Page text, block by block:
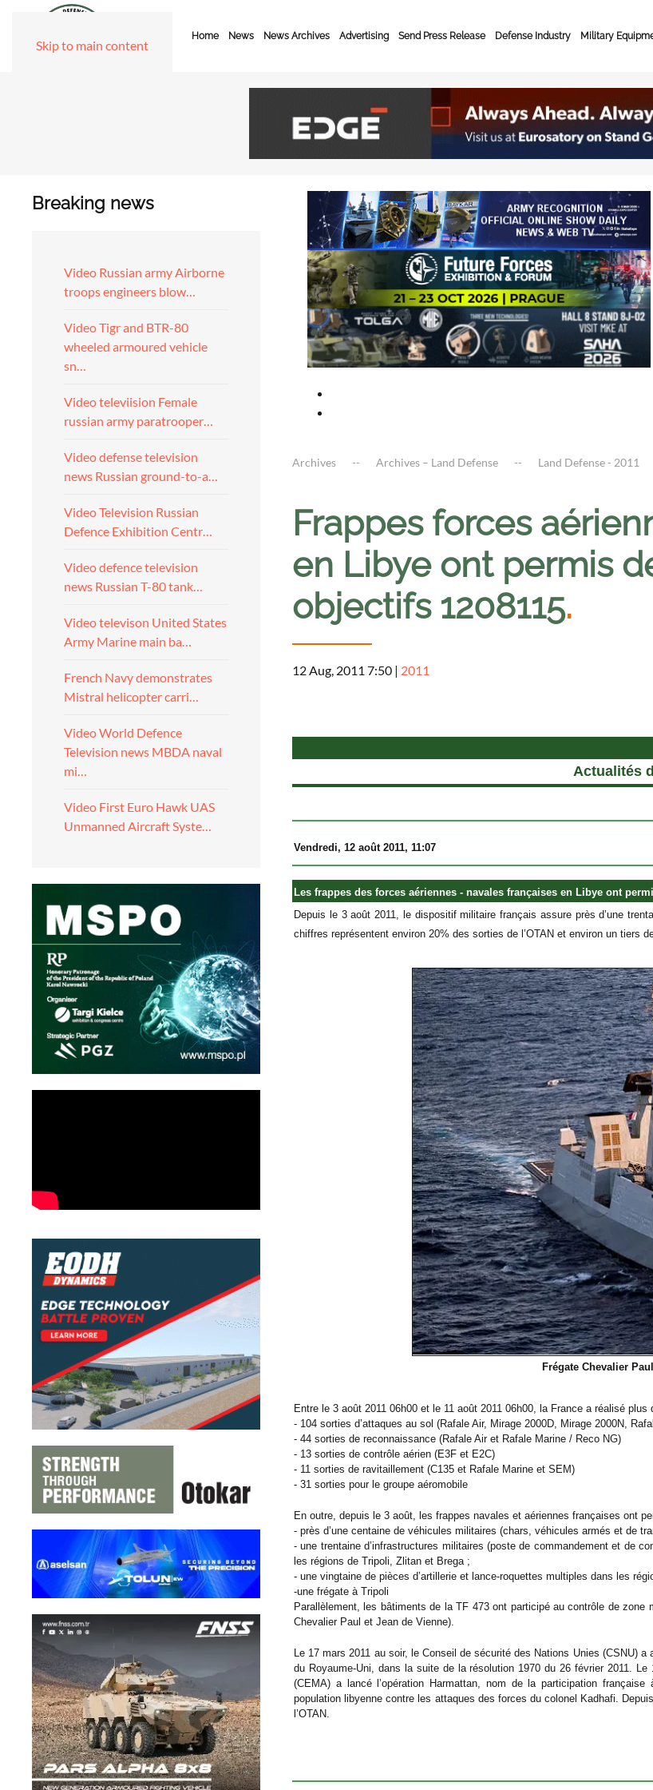
Skip to main content
Home News News Archives Advertising Send Press Release Defense Industry Military
Breaking news
Video Russian army Airborne
troops engineers blow…
Video Tigr and BTR-80
wheeled armoured vehicle
sn…
Video televiision Female
russian army paratrooper…
Video defense television
news Russian ground-to-a…
Video Television Russian
Defence Exhibition Centr…
Video defence television
news Russian T-80 tank…
Video televison United States
Army Marine main ba…
French Navy demonstrates
Mistral helicopter carri…
Video World Defence
Television news MBDA naval
mi…
Video First Euro Hawk UAS
Unmanned Aircraft Syste…
Archives Archives – Land Defense Land Defense - 2011
Frappes forces
en Libye ont permis
objectifs 1208115.
12 Aug, 2011 7:50 | 2011
Actualités
Vendredi, 12 août 2011, 11:07
Les frappes des forces aériennes - navales françaises en Libye ont
Depuis le 3 août 2011, le dispositif militaire français assure près d’une
chiffres représentent environ 20% des sorties de l’OTAN et environ un tiers
Frégate Chevalier
Entre le 3 août 2011 06h00 et le 11 août 2011 06h00, la France a réalisé plus
- 104 sorties d’attaques au sol (Rafale Air, Mirage 2000D, Mirage 2000N,
- 44 sorties de reconnaissance (Rafale Air et Rafale Marine / Reco NG)
- 13 sorties de contrôle aérien (E3F et E2C)
- 11 sorties de ravitaillement (C135 et Rafale Marine et SEM)
- 31 sorties pour le groupe aéromobile
En outre, depuis le 3 août, les frappes navales et aériennes françaises ont
- près d’une centaine de véhicules militaires (chars, véhicules armés et de
- une trentaine d’infrastructures militaires (poste de commandement et de
les régions de Tripoli, Zlitan et Brega ;
- une vingtaine de pièces d’artillerie et lance-roquettes multiples dans les
-une frégate à Tripoli
Parallèlement, les bâtiments de la TF 473 ont participé au contrôle de
Chevalier Paul et Jean de Vienne).
Le 17 mars 2011 au soir, le Conseil de sécurité des Nations Unies (CSNU)
du Royaume-Uni, dans la suite de la résolution 1970 du 26 février 2011.
(CEMA) a lancé l’opération Harmattan, nom de la participation française
population libyenne contre les attaques des forces du colonel Kadhafi.
l’OTAN.